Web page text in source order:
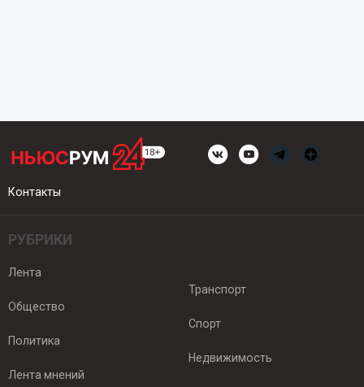
Контакты
РУБРИКИ
Лента
Общество
Политика
Лента мнений
Транспорт
Спорт
Недвижимость